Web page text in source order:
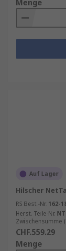
Menge
Auf Lager
Hilscher
RS Best.-Nr. 162-
Herst. Teile-Nr.
Zwischensumme
CHF.559.29
Menge